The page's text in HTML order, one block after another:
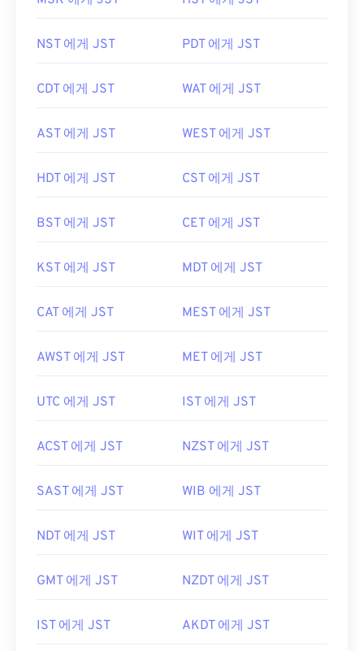
NST 에게 JST PDT 에게 JST
CDT 에게 JST WAT 에게 JST
AST 에게 JST WEST 에게 JST
HDT 에게 JST CST 에게 JST
BST 에게 JST CET 에게 JST
KST 에게 JST MDT 에게 JST
CAT 에게 JST MEST 에게 JST
AWST 에게 JST MET 에게 JST
UTC 에게 JST IST 에게 JST
ACST 에게 JST NZST 에게 JST
SAST 에게 JST WIB 에게 JST
NDT 에게 JST WIT 에게 JST
GMT 에게 JST NZDT 에게 JST
IST 에게 JST AKDT 에게 JST